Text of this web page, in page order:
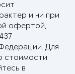
и ни при
офертой,
Для
стоимости
в